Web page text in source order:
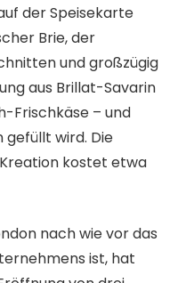
der Speisekarte
Brie, der
und großzügig
aus Brillat-Savarin
Frischkäse – und
wird. Die
kostet etwa
nach wie vor das
ist, hat